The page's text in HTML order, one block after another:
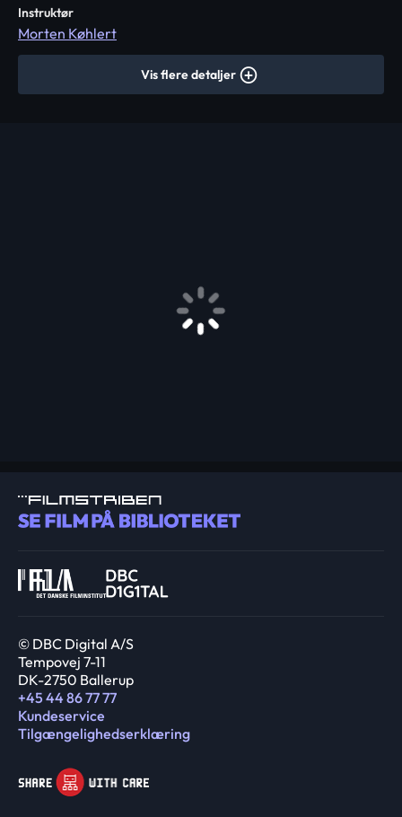
Instruktør
Morten Køhlert
Vis flere detaljer
© DBC Digital A/S
Tempovej 7-11
DK-2750 Ballerup
+45 44 86 77 77
Kundeservice
Tilgængelighedserklæring